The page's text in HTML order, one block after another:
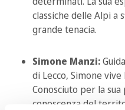
classiche delle Alpi a
grande tenacia.
Simone Manzi:
di Lecco, Simone
Conosciuto per la
conoscenza del